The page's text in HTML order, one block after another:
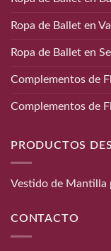
Ropa de Ballet en
Ropa de Ballet en
Complementos de
Complementos de
PRODUCTOS
Vestido de Mantilla
CONTACTO